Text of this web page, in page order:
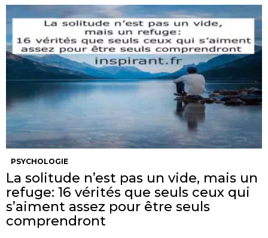
PSYCHOLOGIE
La solitude n’est pas un vide, mais un
refuge: 16 vérités que seuls ceux qui
s’aiment assez pour être seuls
comprendront